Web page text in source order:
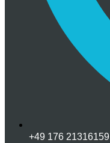
+49 176 21316159